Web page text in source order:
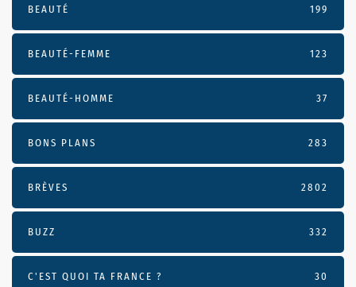
BEAUTÉ 199
BEAUTÉ-FEMME 123
BEAUTÉ-HOMME 37
BONS PLANS 283
BRÈVES 2802
BUZZ 332
C'EST QUOI TA FRANCE ? 30